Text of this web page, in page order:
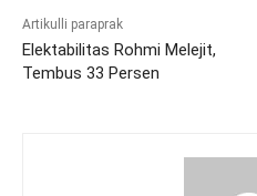
Artikulli paraprak
Elektabilitas Rohmi Melejit,
Tembus 33 Persen